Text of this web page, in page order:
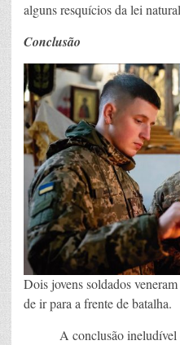
alguns resquícios da lei
Conclusão
Dois jovens soldados
de ir para a frente de batalha.
A conclusão ineludível é